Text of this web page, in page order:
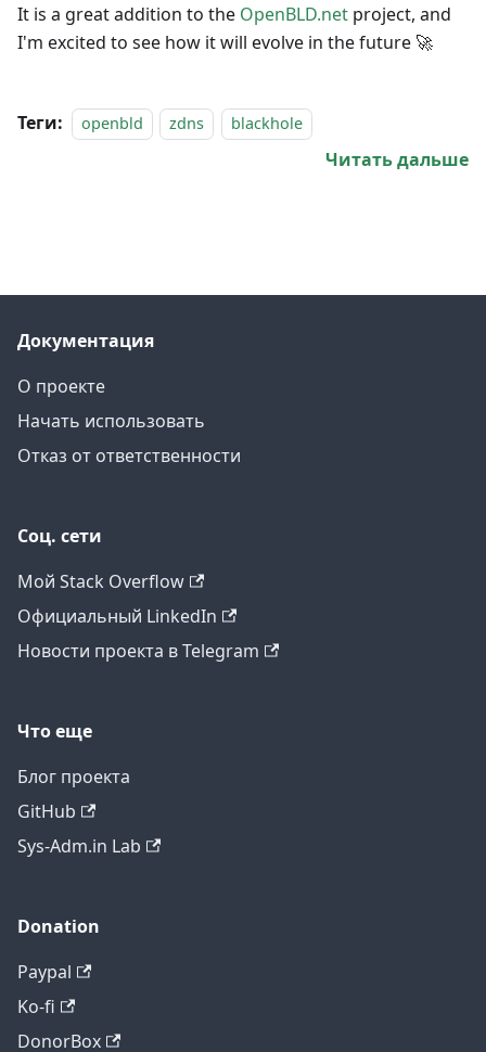
It is a great addition to the OpenBLD.net project, and
I'm excited to see how it will evolve in the future 🚀
Теги: openbld zdns blackhole
Читать дальше
Документация
О проекте
Начать использовать
Отказ от ответственности
Соц. сети
Мой Stack Overflow
Официальный LinkedIn
Новости проекта в Telegram
Что еще
Блог проекта
GitHub
Sys-Adm.in Lab
Donation
Paypal
Ko-fi
DonorBox